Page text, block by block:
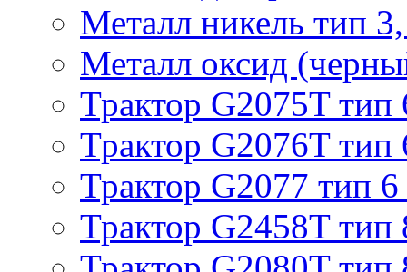
Металл никель тип
Металл оксид
Трактор G2075T тип
Трактор G2076T тип
Трактор G2077 тип 6
Трактор G2458T тип